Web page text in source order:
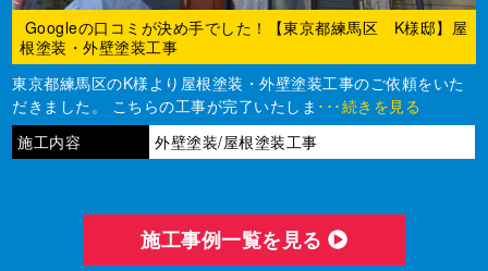
Googleの口コミが決め手でした！【東京都練馬区 K様邸】屋
根塗装・外壁塗装工事
東京都練馬区のK様より屋根塗装・外壁塗装工事のご依頼をいた
だきました。 こちらの工事が完了いたしま ･･･続きを見る
施工内容
外壁塗装/屋根塗装工事
施⼯事例⼀覧を⾒る